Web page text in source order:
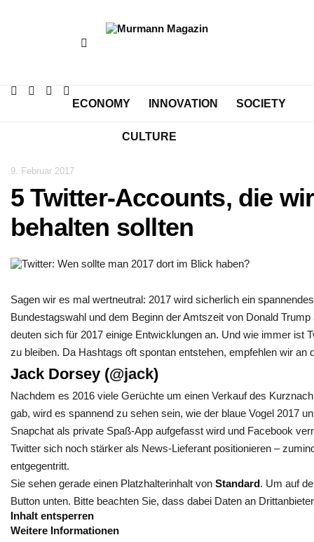
ECONOMY INNOVATION SOCIETY
CULTURE
9. Februar 2017
5 Twitter-Accounts, die
behalten sollten
Sagen wir es mal wertneutral: 2017 wird sicherlich ein
Bundestagswahl und dem Beginn der Amtszeit von Donald
deuten sich für 2017 einige Entwicklungen an. Und wie immer ist
zu bleiben. Da Hashtags oft spontan entstehen, empfehlen wir an
Jack Dorsey (@jack)
Nachdem es 2016 viele Gerüchte um einen Verkauf des
gab, wird es spannend zu sehen sein, wie der blaue Vogel 2017
Snapchat als private Spaß-App aufgefasst wird und Facebook
Twitter sich noch stärker als News-Lieferant positionieren –
entgegentritt.
Sie sehen gerade einen Platzhalterinhalt von Standard. Um auf
Button unten. Bitte beachten Sie, dass dabei Daten an
Inhalt entsperren
Weitere Informationen